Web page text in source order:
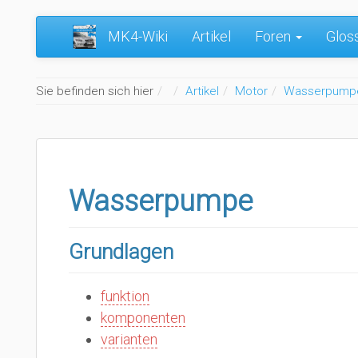
MK4-Wiki Artikel Foren
Sie befinden sich hier Home
Artikel Motor
Wasserpumpe
Grundlagen
funktion
komponenten
varianten